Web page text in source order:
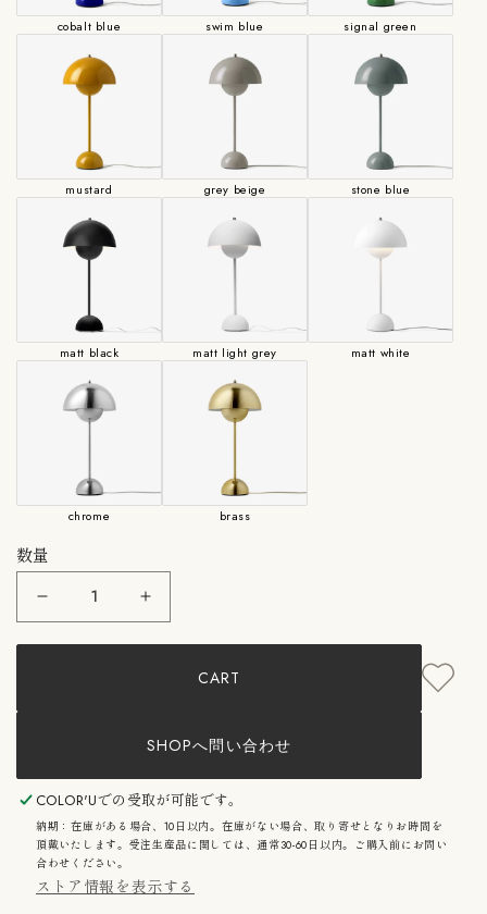
cobalt blue swim blue signal green
mustard grey beige stone blue
matt black matt light grey matt white
chrome brass
数量
&amp;Tradition：
Flowerpot
VP3
シ
ョ
ン
フ
ラ
ワ
ー
&amp;Tradition：
Flowerpot
VP3
&amp;
デ
シ
ョ
ン
フ
ラ
ワ
ー
CART
SHOPへ問い合わせ
COLOR'Uでの受取が可能です。
納期：在庫がある場合、10日以内。在庫がない場合、取り寄せとなりお時間を
頂戴いたします。受注生産品に関しては、通常30-60日以内。ご購入前にお問い
合わせください。
ストア情報を表示する